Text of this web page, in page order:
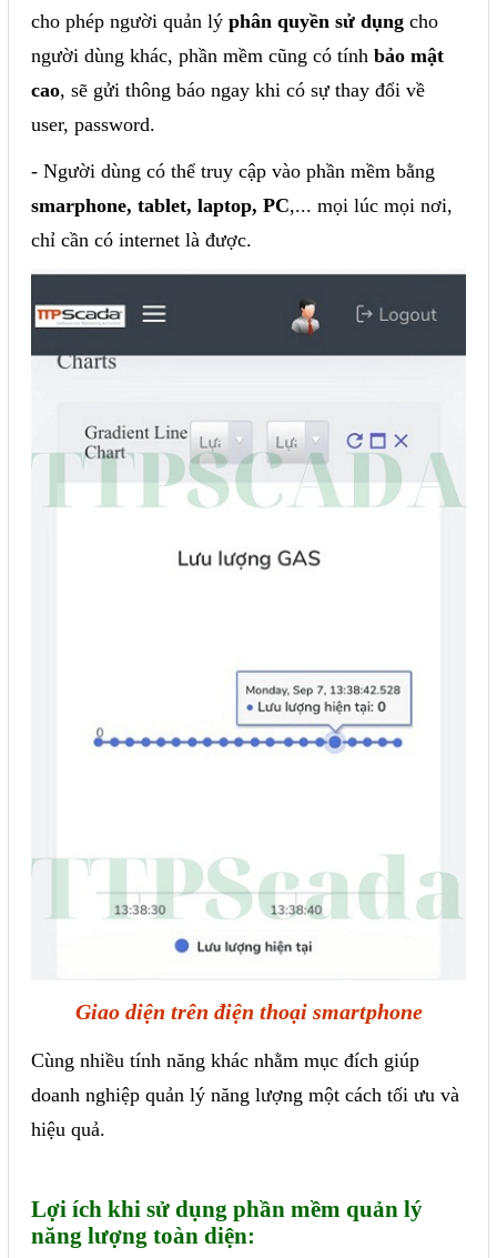
cho phép người quản lý phân quyền sử dụng cho
người dùng khác, phần mềm cũng có tính bảo mật
cao, sẽ gửi thông báo ngay khi có sự thay đổi về
user, password.
- Người dùng có thể truy cập vào phần mềm bằng
smarphone, tablet, laptop, PC,... mọi lúc mọi nơi,
chỉ cần có internet là được.
Giao diện trên điện thoại smartphone
Cùng nhiều tính năng khác nhằm mục đích giúp
doanh nghiệp quản lý năng lượng một cách tối ưu và
hiệu quả.
Lợi ích khi sử dụng phần mềm quản lý
năng lượng toàn diện: